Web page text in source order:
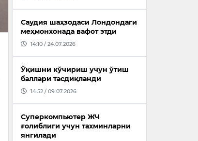
Саудия шаҳзодаси Лондондаги
меҳмонхонада вафот этди
14:10 / 24.07.2026
Ўқишни кўчириш учун ўтиш
баллари тасдиқланди
14:52 / 09.07.2026
Суперкомпьютер ЖЧ
ғолиблиги учун тахминларни
янгилади